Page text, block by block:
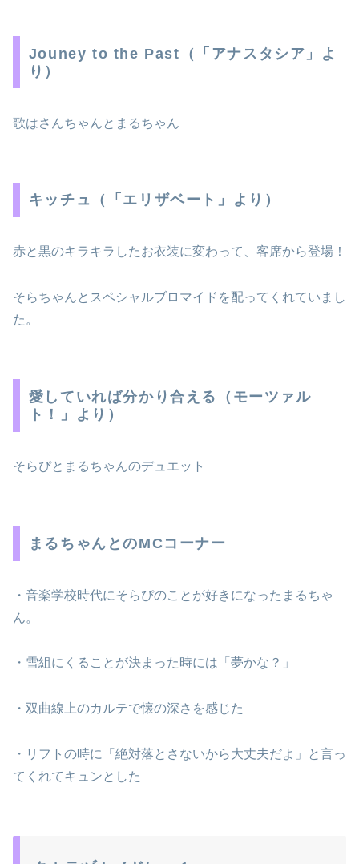
Jouney to the Past（「アナスタシア」よ
り）
歌はさんちゃんとまるちゃん
キッチュ（「エリザベート」より）
赤と黒のキラキラしたお衣装に変わって、客席から登場！
そらちゃんとスペシャルブロマイドを配ってくれていまし
た。
愛していれば分かり合える（モーツァル
ト！」より）
そらぴとまるちゃんのデュエット
まるちゃんとのMCコーナー
・音楽学校時代にそらぴのことが好きになったまるちゃ
ん。
・雪組にくることが決まった時には「夢かな？」
・双曲線上のカルテで懐の深さを感じた
・リフトの時に「絶対落とさないから大丈夫だよ」と言っ
てくれてキュンとした